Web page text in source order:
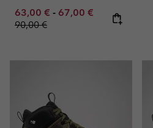
Minimum sale price:
63,00 € - Maximum sale price:
67,00 € Regular price:
90,00 €